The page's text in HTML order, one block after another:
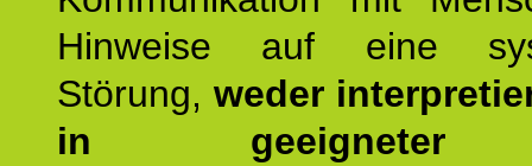
Hinweise auf eine
Störung, weder
in geeigneter